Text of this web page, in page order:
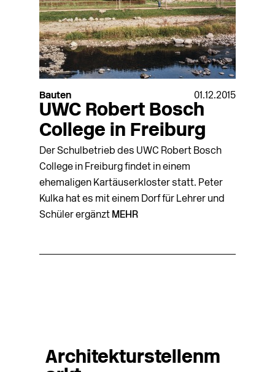
Bauten 01.12.2015
UWC Robert Bosch
College in Freiburg
Der Schulbetrieb des UWC Robert Bosch
College in Freiburg findet in einem
ehemaligen Kartäuserkloster statt. Peter
Kulka hat es mit einem Dorf für Lehrer und
Schüler ergänzt MEHR
Architekturstellenm